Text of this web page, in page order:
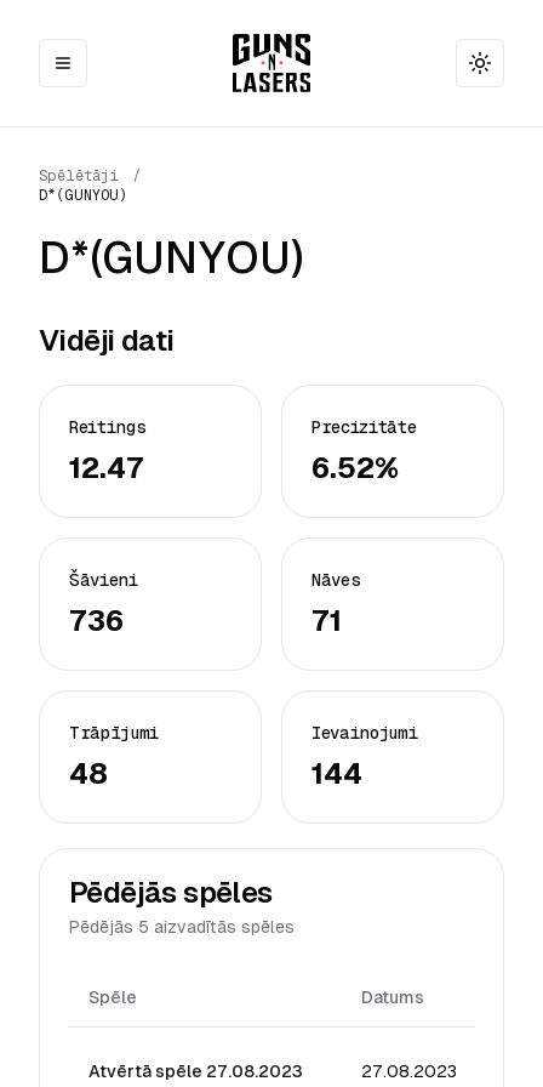
Toggle
Spēlētāji
/
D*(GUNYOU)
D*(GUNYOU)
Vidēji dati
Reitings
12.47
Precizitāte
6.52%
Šāvieni
736
Nāves
71
Trāpījumi
48
Ievainojumi
144
Pēdējās spēles
Pēdējās 5 aizvadītās spēles
Spēle Datums
Atvērtā spēle 27.08.2023 27.08.2023